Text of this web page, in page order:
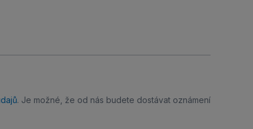
. Je možné, že od nás budete dostávat oznámení